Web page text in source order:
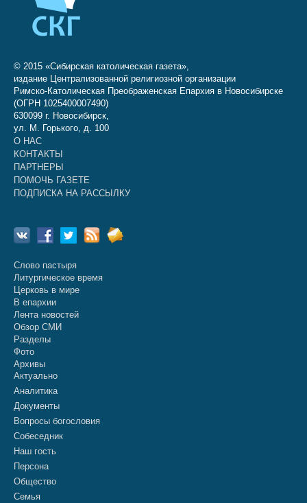
© 2015 «Сибирская католическая газета»,
издание Централизованной религиозной организации
Римско-Католическая Преображенская Епархия в Новосибирске
(ОГРН 1025400007490)
630099 г. Новосибирск,
ул. М. Горького, д. 100
О НАС
КОНТАКТЫ
ПАРТНЕРЫ
ПОМОЧЬ ГАЗЕТЕ
ПОДПИСКА НА РАССЫЛКУ
Слово пастыря
Литургическое время
Церковь в мире
В епархии
Лента новостей
Обзор СМИ
Разделы
Фото
Архивы
Актуально
Аналитика
Документы
Вопросы богословия
Собеседник
Наш гость
Персона
Общество
Семья